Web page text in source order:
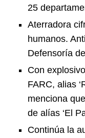
25
Aterradora
humanos.
Defensoría
Con
FARC, alias
menciona
de alías ‘El
Continúa la